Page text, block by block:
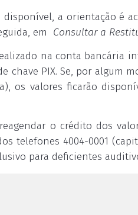
disponível, a orientação é
em Consultar a
na conta bancária
chave PIX. Se, por algum
os valores ficarão
o crédito dos
telefones 4004-0001
para deficientes